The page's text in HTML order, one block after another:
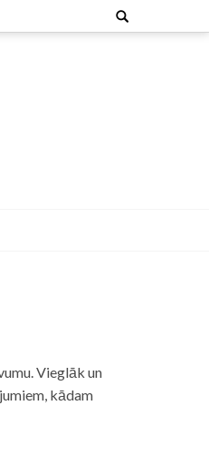
Search
for:
Vieglāk un
kādam